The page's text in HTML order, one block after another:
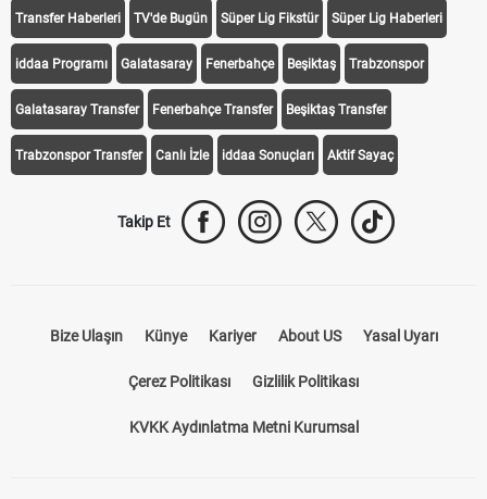
Transfer Haberleri TV'de Bugün Süper Lig Fikstür Süper Lig Haberleri
iddaa Programı Galatasaray Fenerbahçe Beşiktaş Trabzonspor
Galatasaray Transfer Fenerbahçe Transfer Beşiktaş Transfer
Trabzonspor Transfer Canlı İzle iddaa Sonuçları Aktif Sayaç
Takip Et
Bize Ulaşın Künye Kariyer About US Yasal Uyarı
Çerez Politikası Gizlilik Politikası
KVKK Aydınlatma Metni Kurumsal